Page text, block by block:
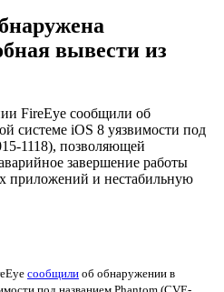
вывести из
FireEye сообщили об
системе iOS 8 уязвимости под
1118), позволяющей
завершение работы
приложений и нестабильную
сообщили об обнаружении в